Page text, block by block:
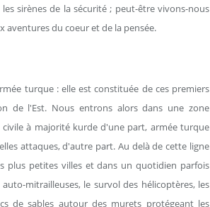
sirènes de la sécurité ; peut-être vivons-nous
du coeur et de la pensée.
turque : elle est constituée de ces premiers
de l'Est. Nous entrons alors dans une zone
à majorité kurde d'une part, armée turque
attaques, d'autre part. Au delà de cette ligne
plus petites villes et dans un quotidien parfois
mitrailleuses, le survol des hélicoptères, les
de sables autour des murets protégeant les